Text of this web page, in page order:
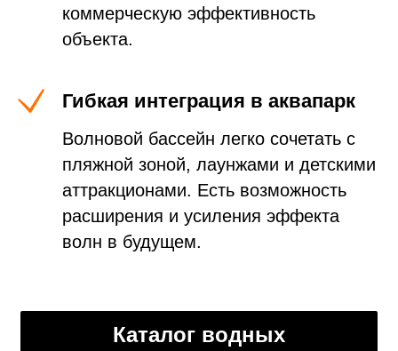
коммерческую эффективность
объекта.
Гибкая интеграция в аквапарк
Волновой бассейн легко сочетать с
пляжной зоной, лаунжами и детскими
аттракционами. Есть возможность
расширения и усиления эффекта
волн в будущем.
Каталог водных